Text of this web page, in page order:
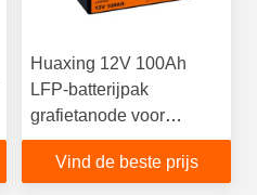
Huaxing 12V 100Ah
LFP-batterijpak
grafietanode voor
voertuig met lage
snelheid
Vind de beste prijs